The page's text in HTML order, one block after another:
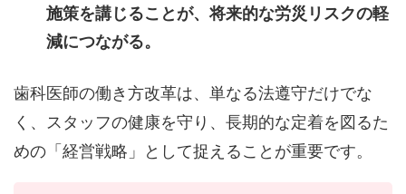
施策を講じることが、将来的な労災リスクの軽
減につながる。
歯科医師の働き方改革は、単なる法遵守だけでな
く、スタッフの健康を守り、長期的な定着を図るた
めの「経営戦略」として捉えることが重要です。